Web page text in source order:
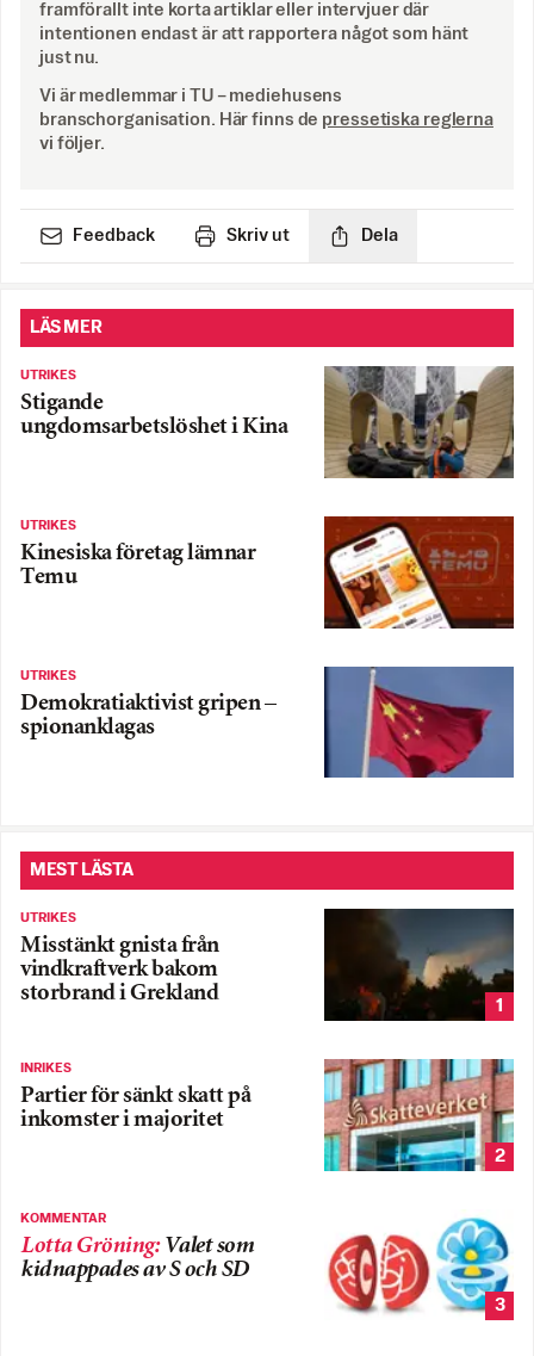
framförallt inte korta artiklar eller intervjuer där
intentionen endast är att rapportera något som hänt
just nu.
Vi är medlemmar i TU – mediehusens
branschorganisation. Här finns de pressetiska reglerna
vi följer.
Feedback Skriv ut Dela
LÄS MER
UTRIKES
Stigande
ungdomsarbetslöshet i Kina
UTRIKES
Kinesiska företag lämnar
Temu
UTRIKES
Demokratiaktivist gripen –
spionanklagas
MEST LÄSTA
UTRIKES
Misstänkt gnista från
vindkraftverk bakom
storbrand i Grekland
1
INRIKES
Partier för sänkt skatt på
inkomster i majoritet
2
KOMMENTAR
Lotta Gröning: Valet som
kidnappades av S och SD
3